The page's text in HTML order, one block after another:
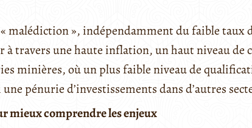
« malédiction », indépendamment du faible taux
à travers une haute inflation, un haut niveau de
minières, où un plus faible niveau de
pénurie d’investissements dans d’autres
mieux comprendre les enjeux